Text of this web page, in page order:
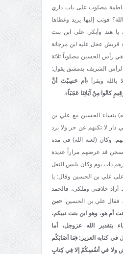
فاطمة مصلوب على باب داري
فوثب إليها يزيد وغطاها
يا هند وأبكي على ابن بنت
قريش عجل عليه ابن مرجانة
رأس الحسين مصلوباً‌ ثلاثة
الشريف بدمشق يقول:
بالله ويقرأ ﴿أم حَسِبْتَ أنَّ
كانُوا مِنْ آيَاتِنَا عَجَبَاً﴾.
بنساء الحسين مع علي بن
لا تكنهم عن حر ولا برد
وكان (لعنه الله) في مدة
قد عرضهم مراراً عديدة
ذات يوم وكان يلبس النعل
علي بن الحسين وقال: يا
أراد خلافتي وملكي، فالحمد
فقال علي بن الحسين: «من
أم هو، وهو ابن بنت نبيكم،
بتقدير الله عزوجل، أما
كتابه العزيز: ﴿مَا أصَابَكُم
ولا في أنفُسِكُمْ إلا فِي كِتابٍ